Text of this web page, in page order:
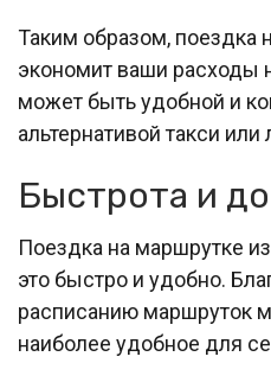
Таким образом, поездка
экономит ваши расходы
может быть удобной и
альтернативой такси или
Быстрота и
Поездка на маршрутке
это быстро и удобно.
расписанию маршруток
наиболее удобное для